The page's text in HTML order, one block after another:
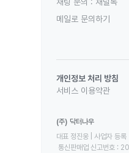
메일로 문의하기
개인정보 처리 방침
서비스 이용약관
(주) 닥터나우
대표 정진웅 | 사업자
통신판매업 신고번호